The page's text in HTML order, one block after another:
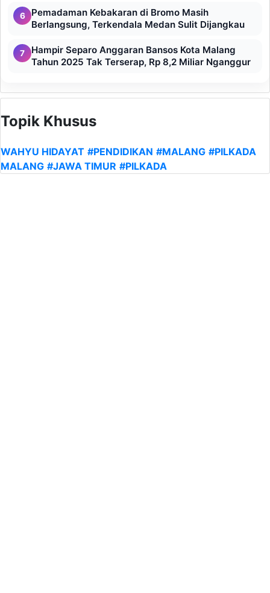
6
Pemadaman Kebakaran di Bromo Masih
Berlangsung, Terkendala Medan Sulit Dijangkau
7
Hampir Separo Anggaran Bansos Kota Malang
Tahun 2025 Tak Terserap, Rp 8,2 Miliar Nganggur
Topik Khusus
WAHYU HIDAYAT #PENDIDIKAN #MALANG #PILKADA
MALANG #JAWA TIMUR #PILKADA